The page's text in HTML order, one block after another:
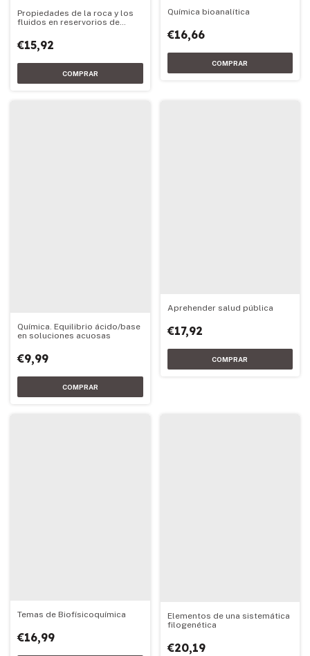
Propiedades de la roca y los
fluidos en reservorios de
€15,92
Química bioanalítica
€16,66
Química. Equilibrio ácido/base
en soluciones acuosas
€9,99
Aprehender salud pública
€17,92
Temas de Biofísicoquímica
€16,99
Elementos de una sistemática
filogenética
€20,19